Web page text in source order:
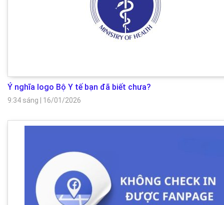
Ý nghĩa logo Bộ Y tế bạn đã biết chưa?
9:34 sáng 16/01/2026